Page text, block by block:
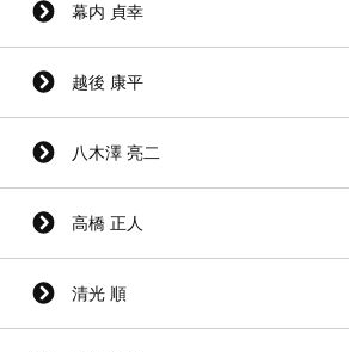
幕内 貞幸
越後 康平
八木澤 亮二
高橋 正人
清光 順